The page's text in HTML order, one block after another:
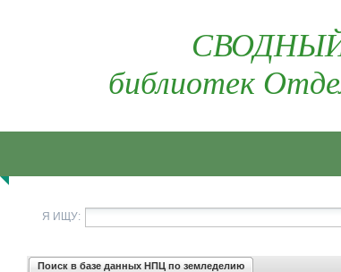
библиотек
Я ИЩУ:
Поиск в базе данных НПЦ по земледелию